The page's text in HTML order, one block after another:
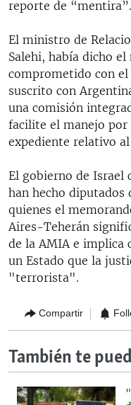
reporte de “mentira”.
El ministro de
Salehi, había dicho
comprometido con
suscrito con
una comisión
facilite el manejo por
expediente relativo
El gobierno de Israel
han hecho diputados
quienes el
Aires-Teherán
de la AMIA e implica
un Estado que la
"terrorista".
Compartir
También te